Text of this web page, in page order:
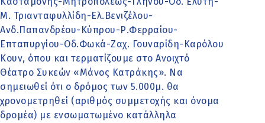
Μ. Τριανταφυλλίδη-Ελ.Βενιζέλου-
Ανδ.Παπανδρέου-Κύπρου-Ρ.Φερραίου-
Επταπυργίου-Οδ.Φωκά-Ζαχ. Γουναρίδη-Καρόλου
Κουν, όπου και τερματίζουμε στο Ανοιχτό
Θέατρο Συκεών «Μάνος Κατράκης». Να
σημειωθεί ότι ο δρόμος των 5.000μ. θα
χρονομετρηθεί (αριθμός συμμετοχής και όνομα
δρομέα) με ενσωματωμένο κατάλληλα